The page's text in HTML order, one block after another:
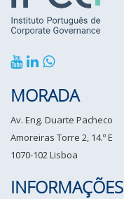
MORADA
Av. Eng. Duarte Pacheco
Amoreiras Torre 2, 14.º E
1070-102 Lisboa
INFORMAÇÕES